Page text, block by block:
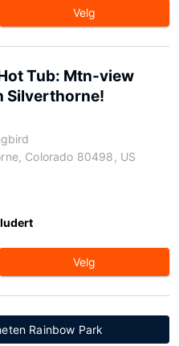
Velg
Tub: Mtn-view
Silverthorne!
Colorado 80498, US
Velg
Rainbow Park